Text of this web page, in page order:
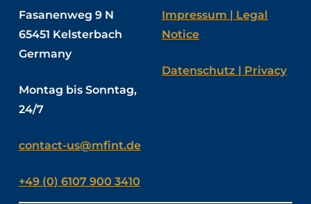
Fasanenweg 9 N
65451 Kelsterbach
Germany
Montag bis Sonntag,
24/7
contact-us@mfint.de
+49 (0) 6107 900 3410
Impressum | Legal
Notice
Datenschutz | Privacy